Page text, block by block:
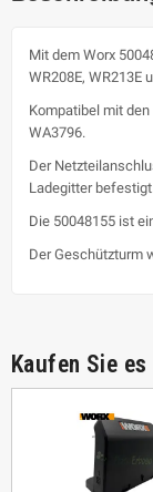
Mit dem Worx
WR208E, WR213E
Kompatibel mit
WA3796.
Der
Ladegitter befestigt.
Die 50048155 ist
Der Geschützturm
Kaufen Sie